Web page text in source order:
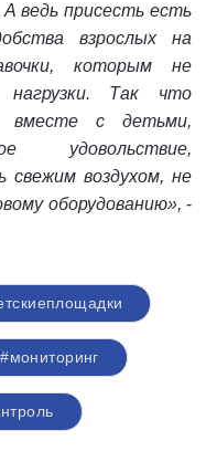
А ведь присесть есть
взрослых на
которым не
Так что
вместе с детьми,
удовольствие,
воздухом, не
оборудованию», -
#мониторинг